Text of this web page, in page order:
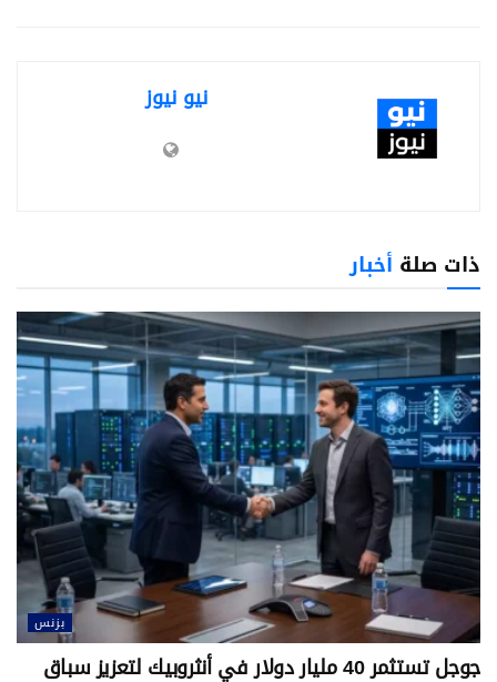
نيو نيوز
ذات صلة أخبار
بزنس
جوجل تستثمر 40 مليار دولار في أنثروبيك لتعزيز سباق